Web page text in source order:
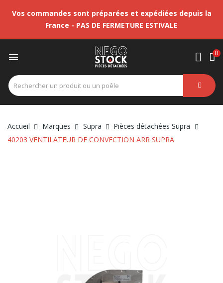
Vos commandes sont préparées et expédiées depuis la
France - PAS DE FERMETURE ESTIVALE
 0
Accueil Marques Supra
Pièces détachées Supra
40203 VENTILATEUR DE CONVECTION ARR SUPRA